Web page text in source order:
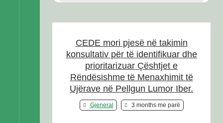
CEDE mori pjesë në takimin
konsultativ për të identifikuar dhe
prioritarizuar Çështjet e
Rëndësishme të Menaxhimit të
Ujërave në Pellgun Lumor Iber.
Gjeneral 3 months me parë